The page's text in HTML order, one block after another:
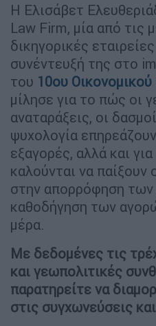
Η Ελισάβετ
Law Firm, μία από τις
δικηγορικές
συνέντευξή της στο
του 10ου
μίλησε για το πώς οι
αναταράξεις, οι
ψυχολογία
εξαγορές, αλλά και
καλούνται να παίξουν
στην απορρόφηση
καθοδήγηση των
μέρα.
Με δεδομένες τις
και γεωπολιτικές
παρατηρείτε να
στις συγχωνεύσεις